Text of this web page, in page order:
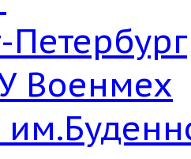
Петербург
Военмех